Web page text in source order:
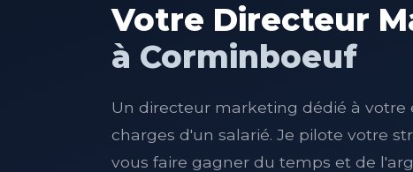
Votre Directeur
à Corminboeuf
Un directeur marketing dédié à votre
charges d'un salarié. Je pilote votre
vous faire gagner du temps et de